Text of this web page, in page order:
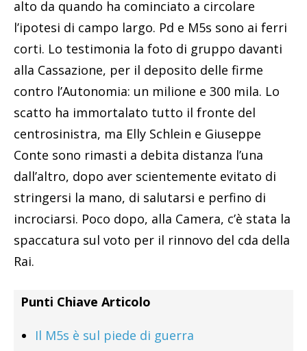
alto da quando ha cominciato a circolare
l’ipotesi di campo largo. Pd e M5s sono ai ferri
corti. Lo testimonia la foto di gruppo davanti
alla Cassazione, per il deposito delle firme
contro l’Autonomia: un milione e 300 mila. Lo
scatto ha immortalato tutto il fronte del
centrosinistra, ma Elly Schlein e Giuseppe
Conte sono rimasti a debita distanza l’una
dall’altro, dopo aver scientemente evitato di
stringersi la mano, di salutarsi e perfino di
incrociarsi. Poco dopo, alla Camera, c’è stata la
spaccatura sul voto per il rinnovo del cda della
Rai.
Punti Chiave Articolo
Il M5s è sul piede di guerra